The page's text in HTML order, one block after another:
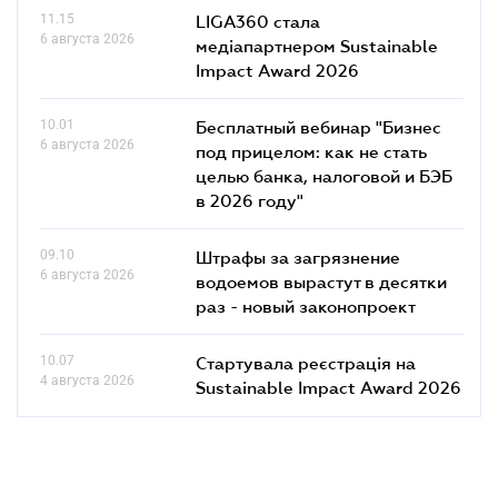
11.15
6 августа 2026
LIGA360 стала
медіапартнером Sustainable
Impact Award 2026
10.01
6 августа 2026
Бесплатный вебинар "Бизнес
под прицелом: как не стать
целью банка, налоговой и БЭБ
в 2026 году"
09.10
6 августа 2026
Штрафы за загрязнение
водоемов вырастут в десятки
раз - новый законопроект
10.07
4 августа 2026
Стартувала реєстрація на
Sustainable Impact Award 2026